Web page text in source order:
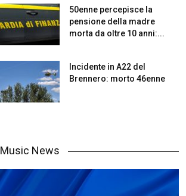
50enne percepisce la
pensione della madre
morta da oltre 10 anni:...
Incidente in A22 del
Brennero: morto 46enne
Music News